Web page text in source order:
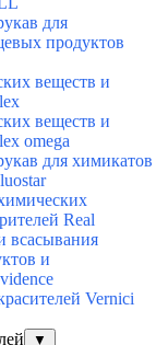
для
продуктов
веществ и
веществ и
omega
для химикатов
Real
всасывания
и
Vernici
▼